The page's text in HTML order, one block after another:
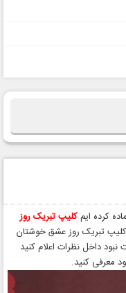
کرده ایم کلیپ تبریک روز
کلیپ تبریک روز عشق خوشتان
داخل نظرات اعلام کنید
معرفی کنید.